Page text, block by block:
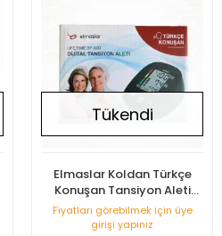
Tükendi
Elmaslar Koldan Türkçe
Konuşan Tansiyon Aleti
LIFETIMEBP-809
Fiyatları görebilmek için üye
girişi yapınız